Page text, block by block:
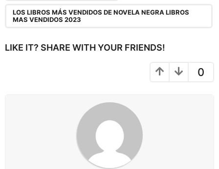
a
LOS LIBROS MÁS VENDIDOS DE NOVELA NEGRA LIBROS
MAS VENDIDOS 2023
LIKE IT? SHARE WITH YOUR FRIENDS!
0